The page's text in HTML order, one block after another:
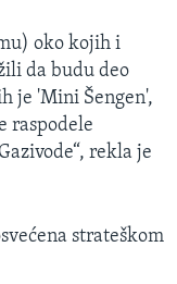
oko kojih i
da budu deo
je 'Mini Šengen',
raspodele
rekla je
strateškom